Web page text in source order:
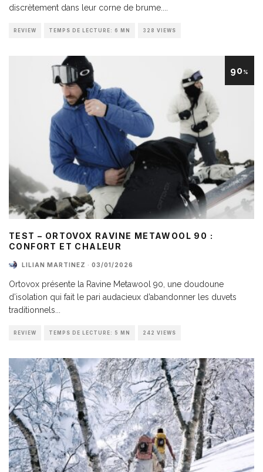
discrètement dans leur corne de brume.
REVIEW TEMPS DE LECTURE: 6 MN 328 VIEWS
90%
TEST – ORTOVOX RAVINE METAWOOL 90 :
CONFORT ET CHALEUR
LILIAN MARTINEZ · 03/01/2026
Ortovox présente la Ravine Metawool 90, une doudoune
d’isolation qui fait le pari audacieux d’abandonner les duvets
traditionnels...
REVIEW TEMPS DE LECTURE: 5 MN 242 VIEWS